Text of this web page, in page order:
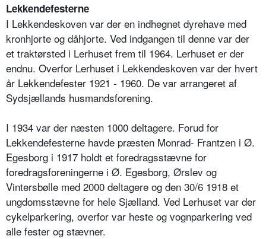
Lekkendefesterne
I Lekkendeskoven var der en indhegnet dyrehave med
kronhjorte og dåhjorte. Ved indgangen til denne var der
et traktørsted i Lerhuset frem til 1964. Lerhuset er der
endnu. Overfor Lerhuset i Lekkendeskoven var der hvert
år Lekkendefester 1921 - 1960. De var arrangeret af
Sydsjællands husmandsforening.
I 1934 var der næsten 1000 deltagere. Forud for
Lekkendefesterne havde præsten Monrad- Frantzen i Ø.
Egesborg i 1917 holdt et foredragsstævne for
foredragsforeningerne i Ø. Egesborg, Ørslev og
Vintersbølle med 2000 deltagere og den 30/6 1918 et
ungdomsstævne for hele Sjælland. Ved Lerhuset var der
cykelparkering, overfor var heste og vognparkering ved
alle fester og stævner.